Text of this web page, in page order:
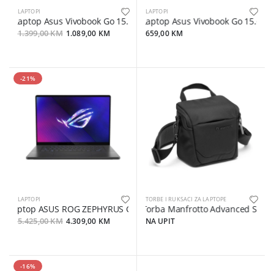
LAPTOPI
Laptop Asus Vivobook Go 15.6" FHD/R5-7520U/16GB/512GB
1.399,00 KM 1.089,00 KM
LAPTOPI
Laptop Asus Vivobook Go 15.6"
659,00 KM
-21%
LAPTOPI
Laptop ASUS ROG ZEPHYRUS G16 GA605WV-QR105 16"2,5K RAI9-
5.425,00 KM 4.309,00 KM
TORBE I RUKSACI ZA LAPTOPE
Torba Manfrotto Advanced
NA UPIT
-16%